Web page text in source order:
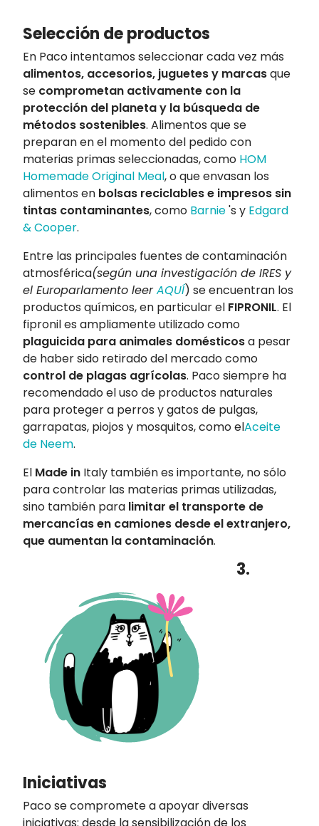
Selección de productos
En Paco intentamos seleccionar cada vez más
alimentos, accesorios, juguetes y marcasque
se comprometan activamente con la
protección del planeta y la búsqueda de
métodos sostenibles. Alimentos que se
preparan en el momento del pedido con
materias primas seleccionadas, como HOM
Homemade Original Meal, o que envasan los
alimentos en bolsas reciclables e impresos sin
tintas contaminantes, como Barnie's y Edgard
& Cooper.
Entre las principales fuentes de contaminación
atmosférica(según una investigación de IRES y
el Europarlamento leerAQUÍ) se encuentran los
productos químicos, en particular el FIPRONIL. El
fipronil es ampliamente utilizado como
plaguicida para animales domésticosa pesar
de haber sido retirado del mercado como
control de plagas agrícolas. Paco siempre ha
recomendado el uso de productos naturales
para proteger a perros y gatos de pulgas,
garrapatas, piojos y mosquitos, como elAceite
de Neem.
El Made in Italy también es importante, no sólo
para controlar las materias primas utilizadas,
sino también para limitar el transporte de
mercancías en camiones desde el extranjero,
que aumentan la contaminación.
3.
Iniciativas
Paco se compromete a apoyar diversas
iniciativas: desde la sensibilización de los